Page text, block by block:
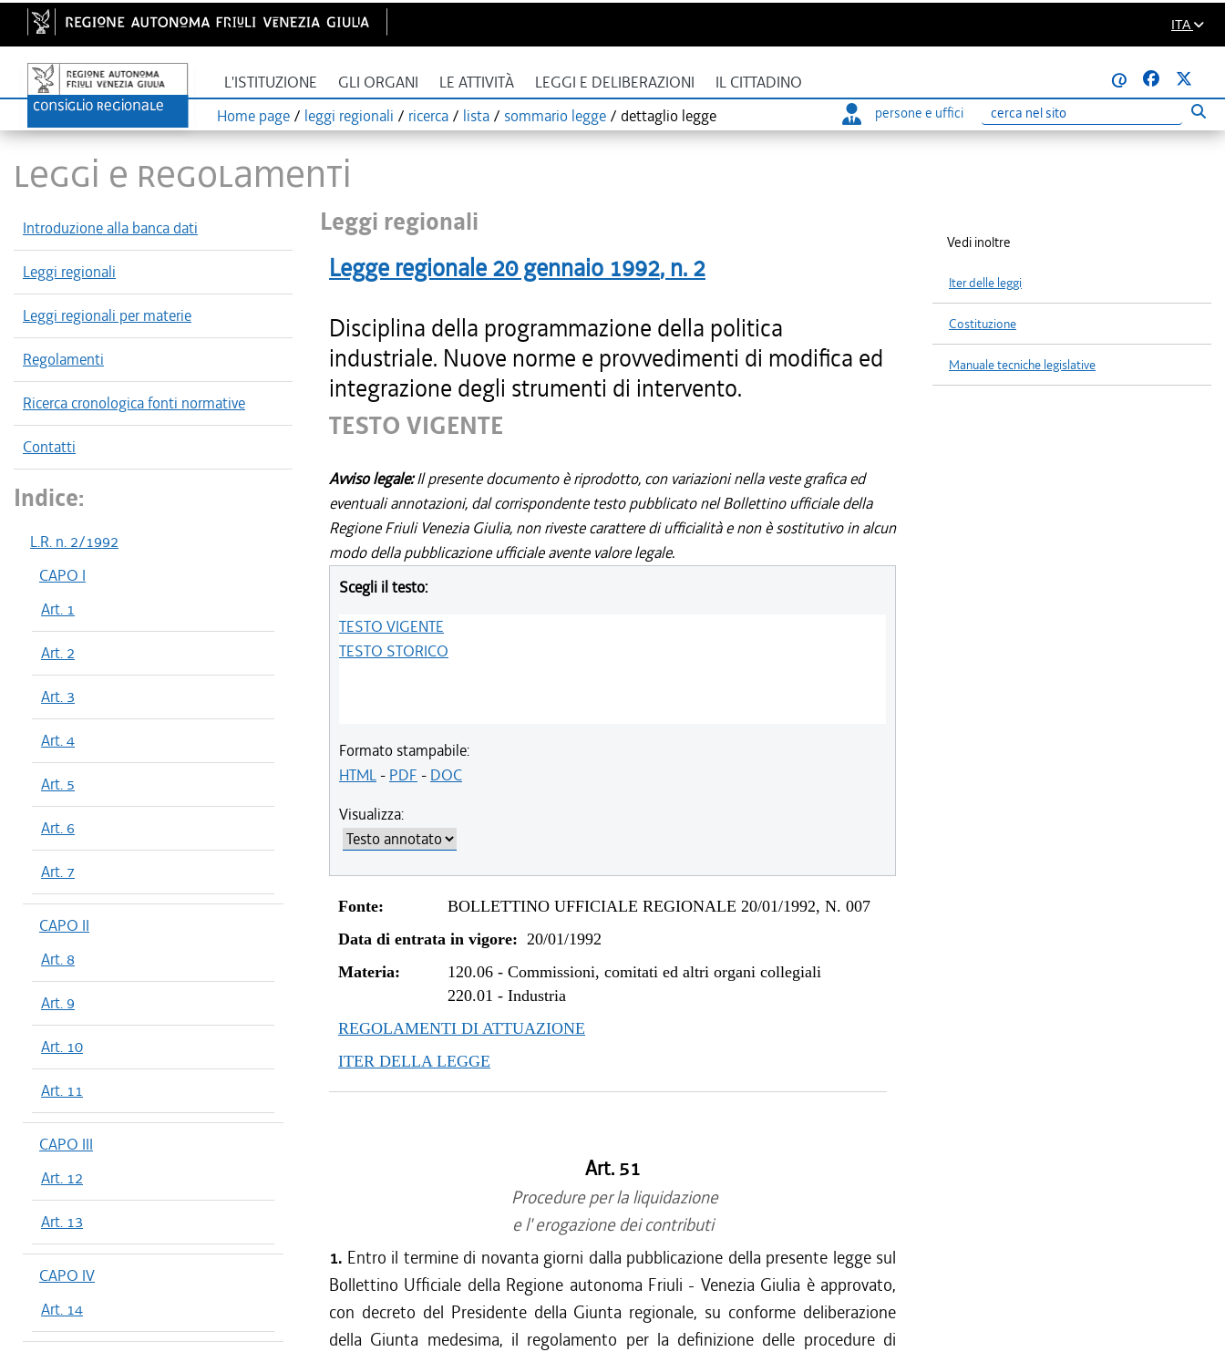
ITA
L'ISTITUZIONE GLI ORGANI LE ATTIVITÀ LEGGI E DELIBERAZIONI IL CITTADINO
@
Home page / leggi regionali / ricerca / lista / sommario legge / dettaglio legge persone e uffici
Ricerca
LEGGI E REGOLAMENTI
Introduzione alla banca dati
Leggi regionali
Leggi regionali per materie
Regolamenti
Ricerca cronologica fonti normative
Contatti
Indice:
L.R. n. 2/1992
CAPO I
Art. 1
Art. 2
Art. 3
Art. 4
Art. 5
Art. 6
Art. 7
CAPO II
Art. 8
Art. 9
Art. 10
Art. 11
CAPO III
Art. 12
Art. 13
CAPO IV
Art. 14
Leggi regionali
Legge regionale 20 gennaio 1992, n. 2
Disciplina della programmazione della politica
industriale. Nuove norme e provvedimenti di modifica ed
integrazione degli strumenti di intervento.
TESTO VIGENTE
Avviso legale:Il presente documento è riprodotto, con variazioni nella veste grafica ed
eventuali annotazioni, dal corrispondente testo pubblicato nel Bollettino ufficiale della
Regione Friuli Venezia Giulia, non riveste carattere di ufficialità e non è sostitutivo in alcun
modo della pubblicazione ufficiale avente valore legale.
Scegli il testo:
TESTO VIGENTE
TESTO STORICO
Formato stampabile:
HTML- PDF - DOC
Visualizza:
Fonte:
BOLLETTINO UFFICIALE REGIONALE 20/01/1992, N. 007
Data di entrata in vigore: 20/01/1992
Materia:
120.06 -Commissioni, comitati ed altri organi collegiali
220.01 -Industria
REGOLAMENTI DI ATTUAZIONE
ITER DELLA LEGGE
Art. 51
Procedure per la liquidazione
e l' erogazione dei contributi
1. Entro il termine di novanta giorni dalla pubblicazione della presente legge sul
Bollettino Ufficiale della Regione autonoma Friuli - Venezia Giulia è approvato,
con decreto del Presidente della Giunta regionale, su conforme deliberazione
della Giunta medesima, il regolamento per la definizione delle procedure di
Vedi inoltre
Iter delle leggi
Costituzione
Manuale tecniche legislative